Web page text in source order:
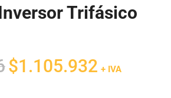
Trifásico
El
precio
$1.105.932 + IVA